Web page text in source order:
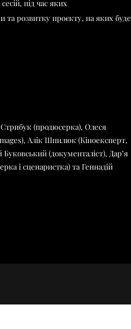
під час яких
та розвитку проєкту, на яких буде
Стрибук (продюсерка), Олеся
Алік Шпилюк (Кіноексперт,
(документаліст), Дар’я
і сценаристка) та Геннадій